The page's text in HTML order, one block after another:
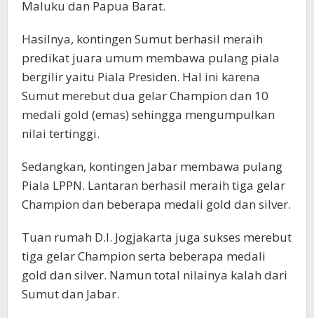
Maluku dan Papua Barat.
Hasilnya, kontingen Sumut berhasil meraih
predikat juara umum membawa pulang piala
bergilir yaitu Piala Presiden. Hal ini karena
Sumut merebut dua gelar Champion dan 10
medali gold (emas) sehingga mengumpulkan
nilai tertinggi.
Sedangkan, kontingen Jabar membawa pulang
Piala LPPN. Lantaran berhasil meraih tiga gelar
Champion dan beberapa medali gold dan silver.
Tuan rumah D.I. Jogjakarta juga sukses merebut
tiga gelar Champion serta beberapa medali
gold dan silver. Namun total nilainya kalah dari
Sumut dan Jabar.